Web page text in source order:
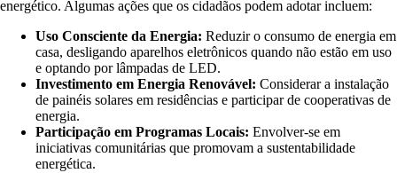
energético. Algumas ações que os cidadãos podem adotar incluem:
Uso Consciente da Energia: Reduzir o consumo de energia em
casa, desligando aparelhos eletrônicos quando não estão em uso
e optando por lâmpadas de LED.
Investimento em Energia Renovável: Considerar a instalação
de painéis solares em residências e participar de cooperativas de
energia.
Participação em Programas Locais: Envolver-se em
iniciativas comunitárias que promovam a sustentabilidade
energética.